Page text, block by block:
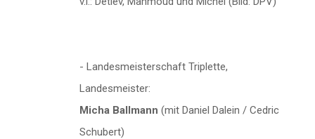
- Landesmeisterschaft Triplette,
Landesmeister:
Micha Ballmann (mit Daniel Dalein / Cedric
Schubert)